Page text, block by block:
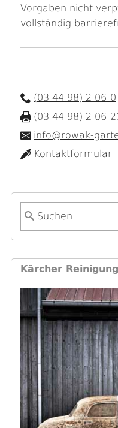
Vorgaben nicht
vollständig
(03 44 98) 2 06-0
(03 44 98) 2 06-
info@rowak-
Kontaktformular
S
u
h
f
o
r
m
u
l
a
r
Kärcher